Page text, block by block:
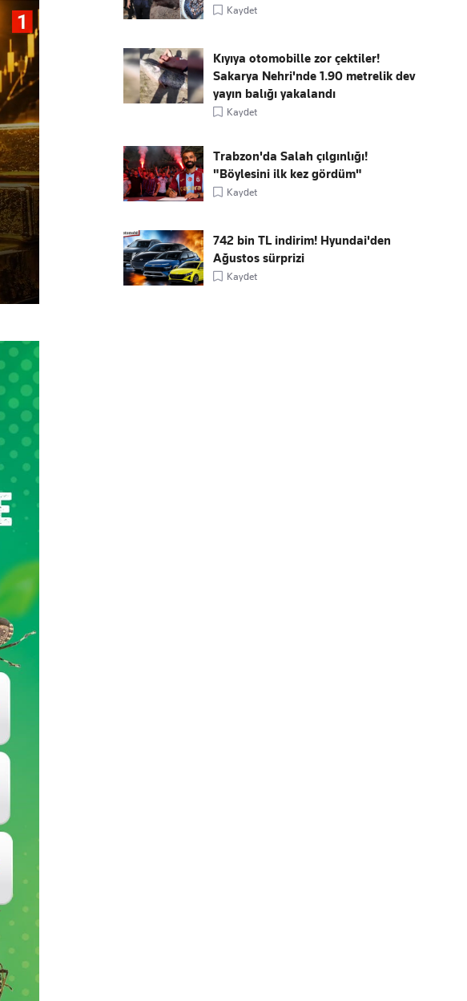
Kaydet
Kıyıya otomobille zor çektiler!
Sakarya Nehri'nde 1.90 metrelik dev
yayın balığı yakalandı
Kaydet
Trabzon'da Salah çılgınlığı!
"Böylesini ilk kez gördüm"
Kaydet
742 bin TL indirim! Hyundai'den
Ağustos sürprizi
Kaydet